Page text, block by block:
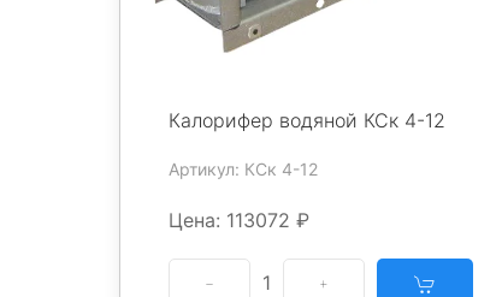
Калорифер водяной КСк 4-12
Артикул: КСк 4-12
Цена: 113072 ₽
1